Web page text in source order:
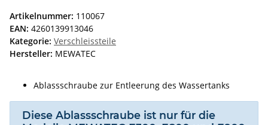
Artikelnummer: 110067
EAN: 4260139913046
Kategorie: Verschleissteile
Hersteller: MEWATEC
Ablassschraube zur Entleerung des Wassertanks
Diese Ablassschraube ist nur für die